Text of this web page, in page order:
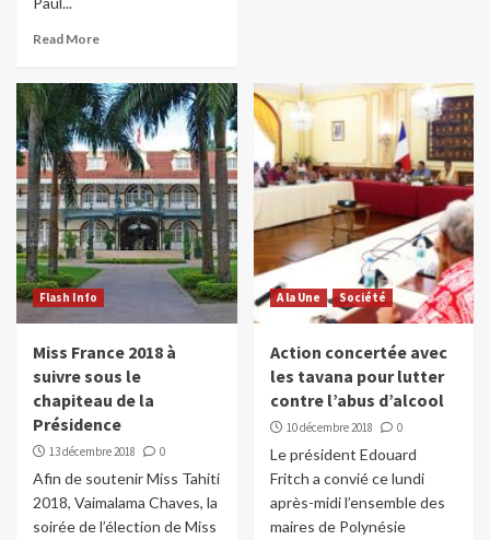
Read More
Flash Info
Miss France 2018 à
suivre sous le
chapiteau de la
Présidence
13 décembre 2018 0
Afin de soutenir Miss Tahiti
2018, Vaimalama Chaves, la
soirée de l’élection de Miss
A la Une Société
Action concertée avec
les tavana pour lutter
contre l’abus d’alcool
10 décembre 2018 0
Le président Edouard
Fritch a convié ce lundi
après-midi l’ensemble des
maires de Polynésie